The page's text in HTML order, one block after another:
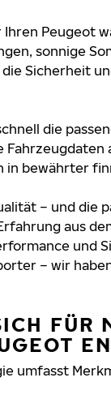
Peugeot
sonnige
Sicherheit
die
Fahrzeugdaten
in bewährter
– und die
aus
und
– wir
FÜR
umfasst